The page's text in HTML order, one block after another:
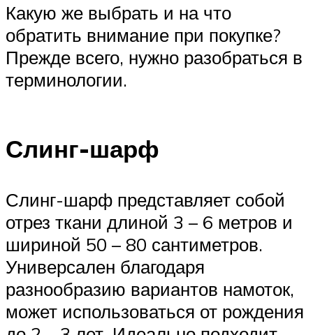
Какую же выбрать и на что
обратить внимание при покупке?
Прежде всего, нужно разобраться в
терминологии.
Слинг-шарф
Слинг-шарф представляет собой
отрез ткани длиной 3 – 6 метров и
шириной 50 – 80 сантиметров.
Универсален благодаря
разнообразию вариантов намоток,
может использоваться от рождения